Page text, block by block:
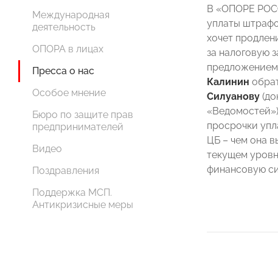
Международная
деятельность
ОПОРА в лицах
Пресса о нас
Особое мнение
Бюро по защите прав
предпринимателей
Видео
Поздравления
Поддержка МСП.
Антикризисные меры
В «ОПОРЕ
уплаты
хочет
за налоговую
Калинин
Силуанову
просрочки
ЦБ – чем она
текущем
финансовую